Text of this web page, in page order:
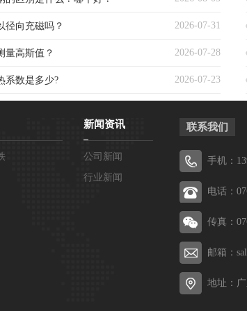
2026-07-31
径向充磁吗？
2026-07-28
量高斯值？
2026-07-23
系数是多少?
新闻资讯
公司新闻
行业新闻
联系我们
手机：
电话：
传真：
邮箱：
地址：